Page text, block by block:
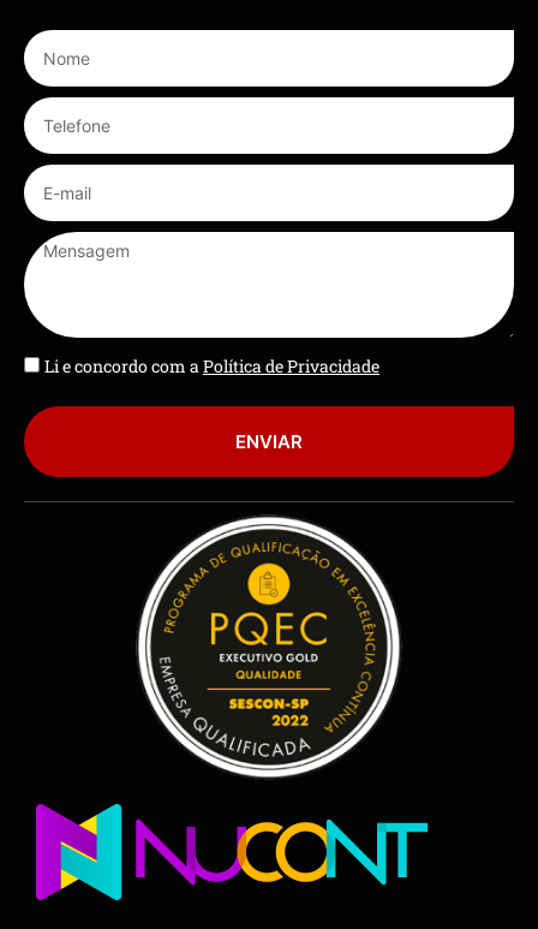
Li e concordo com aPolítica de Privacidade
ENVIAR